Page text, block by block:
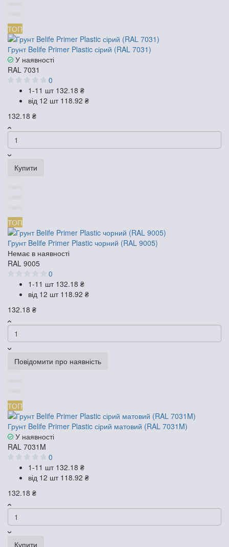
ТОП
Грунт Belife Primer Plastic сірий (RAL 7031)
У наявності
RAL 7031
0
1-11 шт 132.18 ₴
від 12 шт 118.92 ₴
132.18 ₴
Купити
ТОП
Грунт Belife Primer Plastic чорний (RAL 9005)
Немає в наявності
RAL 9005
0
1-11 шт 132.18 ₴
від 12 шт 118.92 ₴
132.18 ₴
Повідомити про наявність
ТОП
Грунт Belife Primer Plastic сірий матовий (RAL 7031M)
У наявності
RAL 7031M
0
1-11 шт 132.18 ₴
від 12 шт 118.92 ₴
132.18 ₴
Купити